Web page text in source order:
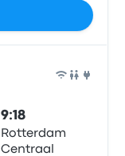
9:18
Rotterdam
Centraal